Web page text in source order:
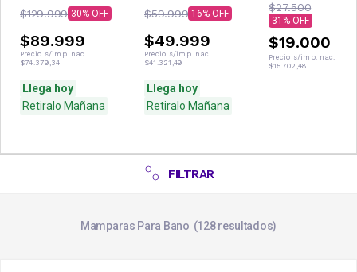
Tubos c/ Maletín
$129.999 30
$89.999
Precio s/imp. nac.
$74.379,34
Llega hoy
Retiralo Mañana
Flexible Gourmet
$59.999 16
$49.999
Precio s/imp. nac.
$41.321,49
Llega hoy
Retiralo Mañana
$27.500
31
$19.000
Precio s/imp. nac.
$15.702,48
FILTRAR
Mamparas Para Bano 128resultados